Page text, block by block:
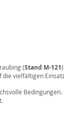
(Stand M-121
vielfältigen